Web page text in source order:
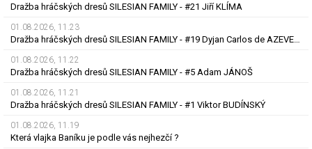
Dražba hráčských dresů SILESIAN FAMILY - #21 Jiří KLÍMA
01.08.2026, 11.23
Dražba hráčských dresů SILESIAN FAMILY - #19 Dyjan Carlos de AZEVEDO
01.08.2026, 11.22
Dražba hráčských dresů SILESIAN FAMILY - #5 Adam JÁNOŠ
01.08.2026, 11.21
Dražba hráčských dresů SILESIAN FAMILY - #1 Viktor BUDÍNSKÝ
01.08.2026, 11.19
Která vlajka Baníku je podle vás nejhezčí ?